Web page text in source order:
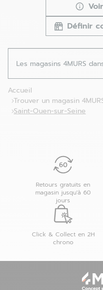
Définir
Les magasins 4MURS
Accueil
Trouver un magasin
Saint-Ouen-sur-Seine
Retours gratuits en
magasin jusqu'à 60
jours
Click & Collect en 2H
chrono